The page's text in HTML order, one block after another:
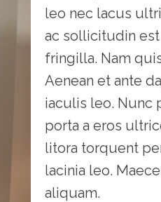
leo nec lacus
ac sollicitudin
fringilla. Nam
Aenean et ante
iaculis leo. Nunc
porta a eros
litora torquent
lacinia leo.
aliquam.